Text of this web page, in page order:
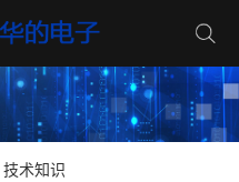
技术知识